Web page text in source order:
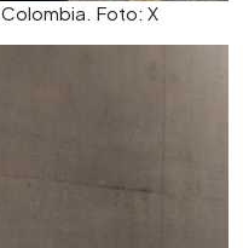
Colombia. Foto: X